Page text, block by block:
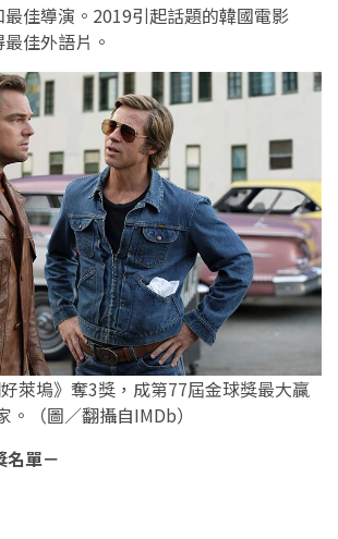
佳導演。2019引起話題的韓國電影
佳外語片。
萊塢》奪3獎，成第77屆金球獎最大贏
。（圖／翻攝自IMDb）
名單－